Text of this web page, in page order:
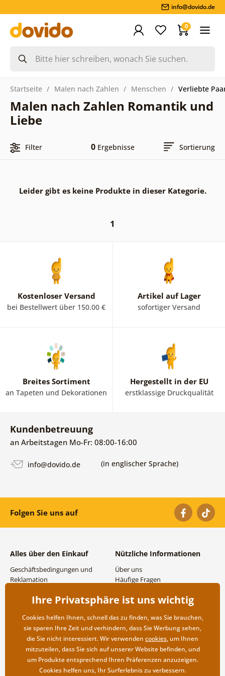
info@dovido.de
0
Startseite Malen nach Zahlen Menschen Verliebte
Malen nach Zahlen Romantik und
Liebe
Filter 0Ergebnisse Sortierung
Leider gibt es keine Produkte in dieser Kategorie.
1
Kostenloser Versand
bei Bestellwert über 150.00 €
Artikel auf Lager
sofortiger Versand
Breites Sortiment
an Tapeten und Dekorationen
Hergestellt in der EU
erstklassige Druckqualität
Kundenbetreuung
an Arbeitstagen Mo-Fr: 08:00-16:00
info@dovido.de (in englischer Sprache)
Folgen Sie uns auf
Alles über den Einkauf
Geschäftsbedingungen und
Reklamation
Versand- und
Rücksendung der Ware
Nützliche Informationen
Über uns
Häufige Fragen
Großhandel und
Ihre Privatsphäre ist uns wichtig
Cookies helfen Ihnen, schnell das zu finden, was Sie brauchen,
sie sparen Ihre Zeit und verhindern, dass Sie Werbung sehen,
die Sie nicht interessiert. Wir verwenden cookies, um Ihnen
mitzuteilen, dass Sie sich auf unserer Website befinden, und
um Produkte entsprechend Ihren Präferenzen anzuzeigen.
Cookies helfen uns, Ihr Surferlebnis zu verbessern.